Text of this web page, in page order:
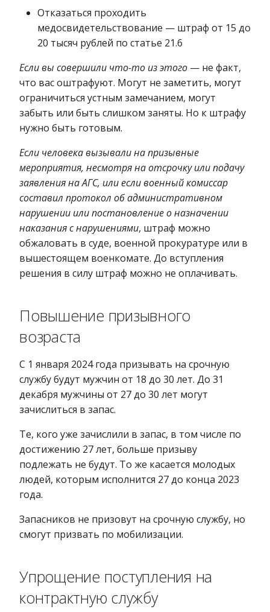
Отказаться проходить
медосвидетельствование — штраф от 15 до
20 тысяч рублей по статье 21.6
Если вы совершили что-то из этого — не факт,
что вас оштрафуют. Могут не заметить, могут
ограничиться устным замечанием, могут
забыть или быть слишком заняты. Но к штрафу
нужно быть готовым.
Если человека вызывали на призывные
мероприятия, несмотря на отсрочку или подачу
заявления на АГС, или если военный комиссар
составил протокол об административном
нарушении или постановление о назначении
наказания с нарушениями, штраф можно
обжаловать в суде, военной прокуратуре или в
вышестоящем военкомате. До вступления
решения в силу штраф можно не оплачивать.
Повышение призывного
возраста
С 1 января 2024 года призывать на срочную
службу будут мужчин от 18 до 30 лет. До 31
декабря мужчины от 27 до 30 лет могут
зачислиться в запас.
Те, кого уже зачислили в запас, в том числе по
достижению 27 лет, больше призыву
подлежать не будут. То же касается молодых
людей, которым исполнится 27 до конца 2023
года.
Запасников не призовут на срочную службу, но
смогут призвать по мобилизации.
Упрощение поступления на
контрактную службу